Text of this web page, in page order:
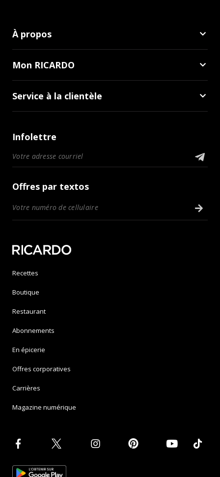
À propos
Mon RICARDO
Service à la clientèle
Infolettre
Offres par textos
Recettes
Boutique
Restaurant
Abonnements
En épicerie
Offres corporatives
Carrières
Magazine numérique